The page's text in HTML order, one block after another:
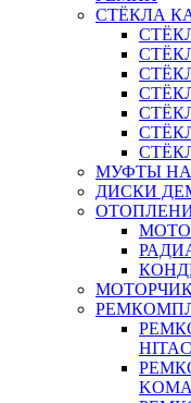
СТЁКЛА
МУФТЫ
ДИСКИ